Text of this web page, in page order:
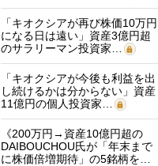
「キオクシアが再び株価10万円
になる日は遠い」資産3億円超
のサラリーマン投資家…
「キオクシアが今後も利益を出
し続けるかは分からない」資産
11億円の個人投資家…
《200万円→資産10億円超の
DAIBOUCHOU氏が「年末まで
に株価倍増期待」の5銘柄を…